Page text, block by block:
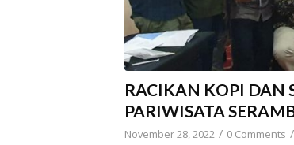
RACIKAN KOPI DAN
PARIWISATA
November 28, 2022 / 0 Comments /